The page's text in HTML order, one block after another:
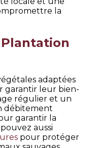
la
adaptées
garantir leur bien-
régulier et un
débitement
garantir la
aussi
pour protéger